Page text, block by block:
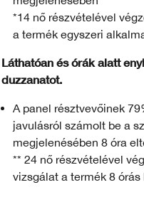
*14 nő részvételével
a termék egyszeri
Láthatóan és órák alatt
duzzanatot.
A panel résztvevőinek
javulásról számolt be a
megjelenésében 8 óra
** 24 nő részvételével
vizsgálat a termék 8